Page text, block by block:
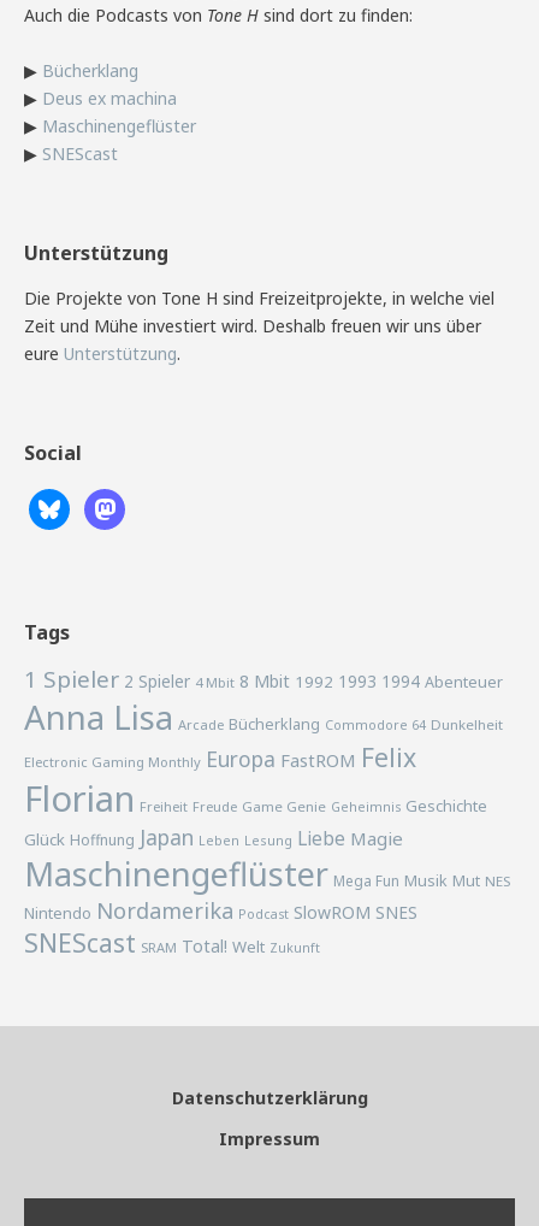
Auch die Podcasts von Tone H sind dort zu finden:
▶ Bücherklang
▶ Deus ex machina
▶ Maschinengeflüster
▶ SNEScast
Unterstützung
Die Projekte von Tone H sind Freizeitprojekte, in welche viel
Zeit und Mühe investiert wird. Deshalb freuen wir uns über
eure Unterstützung.
Social
Tags
1 Spieler 2 Spieler 4 Mbit 8 Mbit 1992 1993 1994 Abenteuer
Anna Lisa Arcade Bücherklang Commodore 64 Dunkelheit
Electronic Gaming Monthly Europa FastROM Felix
Florian Freiheit Freude Game Genie Geheimnis Geschichte
Glück Hoffnung Japan Leben Lesung Liebe Magie
Maschinengeflüster Mega Fun Musik Mut NES
Nintendo Nordamerika Podcast SlowROM SNES
SNEScast SRAM Total! Welt Zukunft
Datenschutzerklärung
Impressum